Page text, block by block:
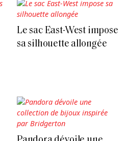
Le sac East-West impose
sa silhouette allongée